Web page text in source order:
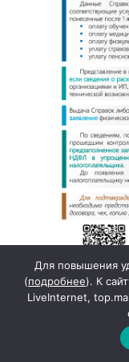
Архив
Для повышения
(подробнее). К
LiveInternet,